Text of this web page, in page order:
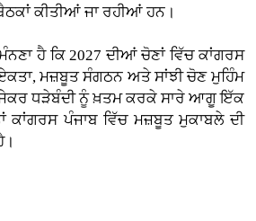
ਕੀਤੀਆਂ ਜਾ ਰਹੀਆਂ ਹਨ।
ਹੈ ਕਿ 2027 ਦੀਆਂ ਚੋਣਾਂ ਵਿੱਚ ਕਾਂਗਰਸ
ਮਜ਼ਬੂਤ ਸੰਗਠਨ ਅਤੇ ਸਾਂਝੀ ਚੋਣ ਮੁਹਿੰਮ
ਜੇਕਰ ਧੜੇਬੰਦੀ ਨੂੰ ਖ਼ਤਮ ਕਰਕੇ ਸਾਰੇ ਆਗੂ ਇੱਕ
ਪੰਜਾਬ ਵਿੱਚ ਮਜ਼ਬੂਤ ਮੁਕਾਬਲੇ ਦੀ